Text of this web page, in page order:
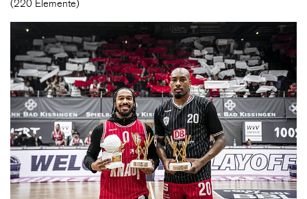
NEWS
FANZONE
CLUB
DANCERS
(220 Elemente)